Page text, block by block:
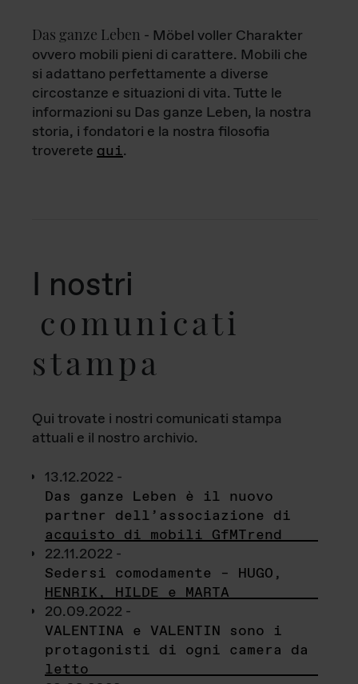
Das ganze Leben - Möbel voller Charakter
ovvero mobili pieni di carattere. Mobili che
si adattano perfettamente a diverse
circostanze e situazioni di vita. Tutte le
informazioni su Das ganze Leben, la nostra
storia, i fondatori e la nostra filosofia
troverete qui.
I nostri
comunicati
stampa
Qui trovate i nostri comunicati stampa
attuali e il nostro archivio.
13.12.2022 -
Das ganze Leben è il nuovo
partner dell’associazione di
acquisto di mobili GfMTrend
22.11.2022 -
Sedersi comodamente – HUGO,
HENRIK, HILDE e MARTA
20.09.2022 -
VALENTINA e VALENTIN sono i
protagonisti di ogni camera da
letto